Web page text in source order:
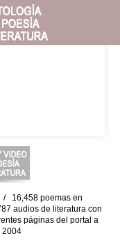
16,458 poemas en
audios de literatura con
páginas del portal a
2004